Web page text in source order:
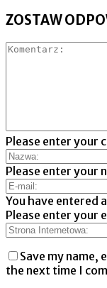
ZOSTAW
Please enter your
Please enter your
You have entered
Please enter your
Save my name,
the next time I